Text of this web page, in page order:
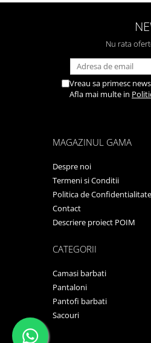
Nu rata
Vreau sa primesc
Afla mai multe in
MAGAZINUL GAMA
Despre noi
Termeni si Conditii
Politica de Confidentialitate
Contact
Descriere proiect POIM
CATEGORII
Camasi barbati
Pantaloni
Pantofi barbati
Sacouri